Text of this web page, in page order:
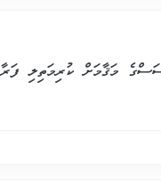
މަޤާމަށް ކުރިމަތިލި